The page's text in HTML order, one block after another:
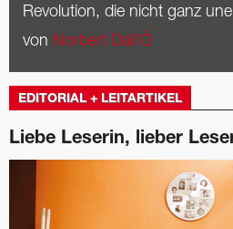
Revolution, die nicht ganz
von Norbert Dall’Ò
EDITORIAL + LEITARTIKEL
Liebe Leserin, lieber